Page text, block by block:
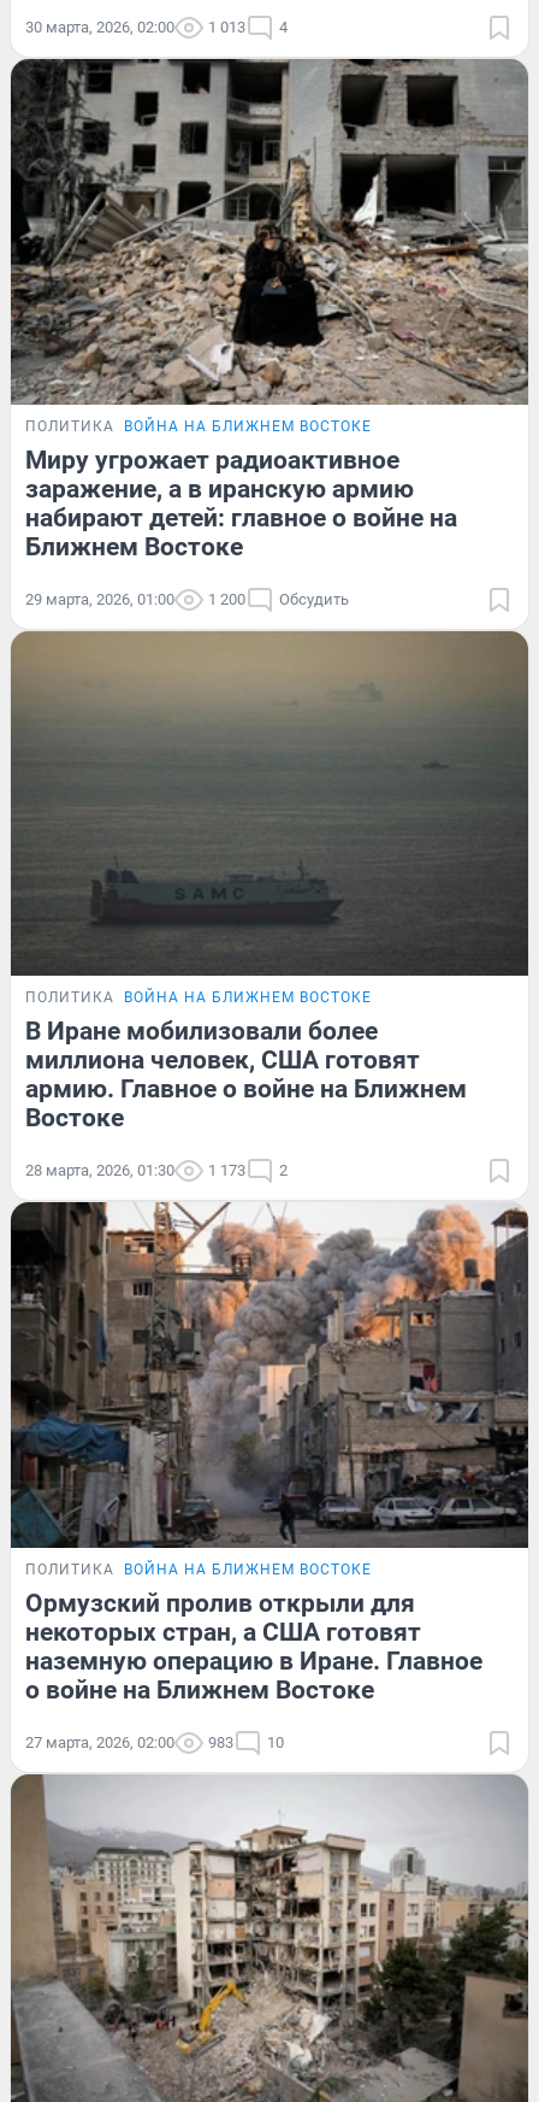
30 марта, 2026, 02:00 1 013 4
ПОЛИТИКА ВОЙНА НА БЛИЖНЕМ ВОСТОКЕ
Миру угрожает радиоактивное
заражение, а в иранскую армию
набирают детей: главное о войне на
Ближнем Востоке
29 марта, 2026, 01:00 1 200 Обсудить
ПОЛИТИКА ВОЙНА НА БЛИЖНЕМ ВОСТОКЕ
В Иране мобилизовали более
миллиона человек, США готовят
армию. Главное о войне на Ближнем
Востоке
28 марта, 2026, 01:30 1 173 2
ПОЛИТИКА ВОЙНА НА БЛИЖНЕМ ВОСТОКЕ
Ормузский пролив открыли для
некоторых стран, а США готовят
наземную операцию в Иране. Главное
о войне на Ближнем Востоке
27 марта, 2026, 02:00 983 10